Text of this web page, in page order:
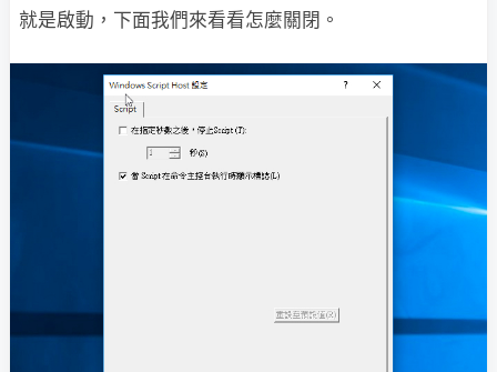
就是啟動，下面我們來看看怎麼關閉。